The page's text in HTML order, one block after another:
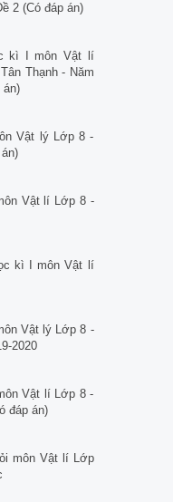
2 (Có đáp án)
kì I môn Vật lí
Thạnh - Năm
án)
Vật lý Lớp 8 -
Vật lí Lớp 8 -
kì I môn Vật lí
Vật lý Lớp 8 -
2020
Vật lí Lớp 8 -
đáp án)
môn Vật lí Lớp